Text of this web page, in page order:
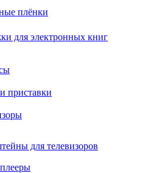
плёнки
для электронных книг
приставки
для телевизоров